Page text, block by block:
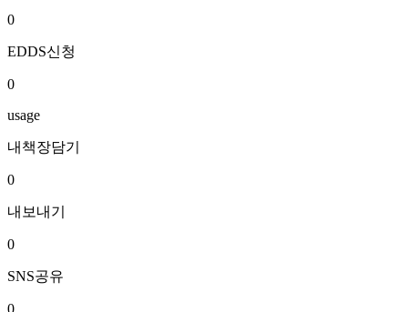
0
EDDS신청
0
usage
내책장담기
0
내보내기
0
SNS공유
0